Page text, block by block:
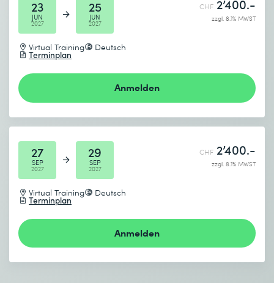
23
JUN
2027
25
JUN
2027
Virtual Training Deutsch
Terminplan
CHF 2’400.-
zzgl. 8.1% MWST
Anmelden
27
SEP
2027
29
SEP
2027
Virtual Training Deutsch
Terminplan
CHF 2’400.-
zzgl. 8.1% MWST
Anmelden